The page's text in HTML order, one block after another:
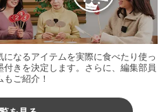
なるアイテムを実際に食べたり使っ
きを決定します。さらに、編集部員
ご紹介！